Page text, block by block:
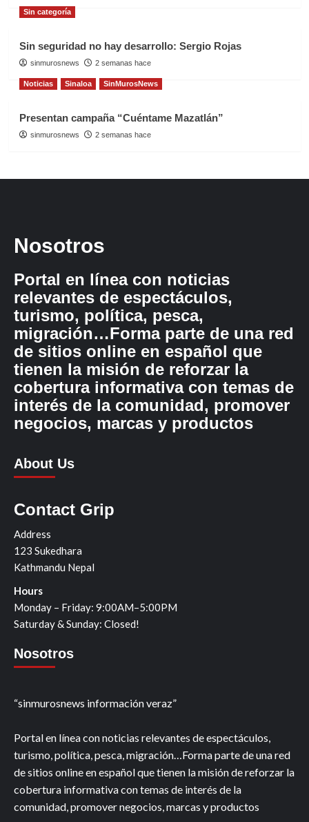
Sin categoría
Sin seguridad no hay desarrollo: Sergio Rojas
sinmurosnews 2 semanas hace
Noticias Sinaloa SinMurosNews
Presentan campaña “Cuéntame Mazatlán”
sinmurosnews 2 semanas hace
Nosotros
Portal en línea con noticias
relevantes de espectáculos,
turismo, política, pesca,
migración…Forma parte de una red
de sitios online en español que
tienen la misión de reforzar la
cobertura informativa con temas de
interés de la comunidad, promover
negocios, marcas y productos
About Us
Contact Grip
Address
123 Sukedhara
Kathmandu Nepal
Hours
Monday – Friday: 9:00AM–5:00PM
Saturday & Sunday: Closed!
Nosotros
“sinmurosnews información veraz”
Portal en línea con noticias relevantes de espectáculos,
turismo, política, pesca, migración…Forma parte de una red
de sitios online en español que tienen la misión de reforzar la
cobertura informativa con temas de interés de la
comunidad, promover negocios, marcas y productos